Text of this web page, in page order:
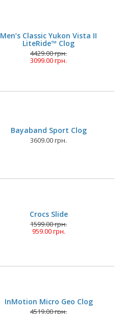
Men’s Classic Yukon Vista II
LiteRide™ Clog
4429.00 грн.
3099.00 грн.
Bayaband Sport Clog
3609.00 грн.
Crocs Slide
1599.00 грн.
959.00 грн.
InMotion Micro Geo Clog
4519.00 грн.